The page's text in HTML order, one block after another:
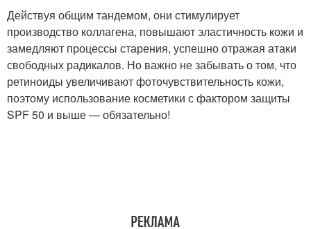
Действуя общим тандемом, они стимулирует
производство коллагена, повышают эластичность кожи и
замедляют процессы старения, успешно отражая атаки
свободных радикалов. Но важно не забывать о том, что
ретиноиды увеличивают фоточувствительность кожи,
поэтому использование косметики с фактором защиты
SPF 50 и выше — обязательно!